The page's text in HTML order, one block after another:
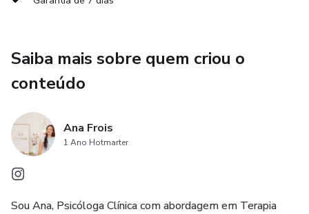
✅ Técnicas para entrevistas que aumentam suas chances
✅ Como planejar e direcionar sua carreira de forma
estratégica
💡 Diferencial: Conteúdo desenvolvido por quem já esteve
dos dois lados do processo — recrutando talentos e
ajudando profissionais a se posicionarem melhor no
Saiba mais sobre quem criou o
conteúdo
Ana Frois
1 Ano Hotmarter
Sou Ana, Psicóloga Clínica com abordagem em Terapia